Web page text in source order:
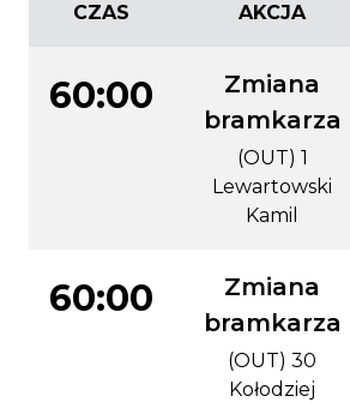
CZAS AKCJA
60:00
Zmiana
bramkarza
(OUT) 1
Lewartowski
Kamil
60:00
Zmiana
bramkarza
(OUT) 30
Kołodziej